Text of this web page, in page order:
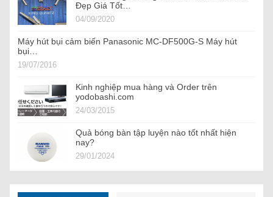
Đẹp Giá Tốt…
04/09/2020
Máy hút bụi cảm biến Panasonic MC-DF500G-S Máy hút
bụi…
19/07/2016
Kinh nghiệp mua hàng và Order trên
yodobashi.com
24/03/2015
Quả bóng bàn tập luyện nào tốt nhất hiện
nay?
29/01/2024